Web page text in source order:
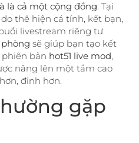
là cả một cộng đồng. Tại
thể hiện cá tính, kết bạn,
livestream riêng tư
phòng sẽ giúp bạn tạo kết
phiên bản hot51 live mod,
nâng lên một tầm cao
đỉnh hơn.
gặp